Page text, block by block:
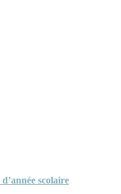
scolaire